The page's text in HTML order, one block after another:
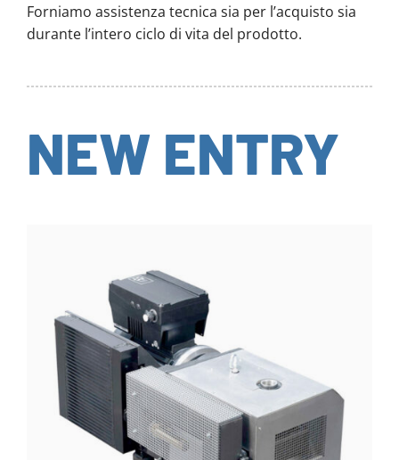
Forniamo assistenza tecnica sia per l’acquisto sia
durante l’intero ciclo di vita del prodotto.
NEW ENTRY